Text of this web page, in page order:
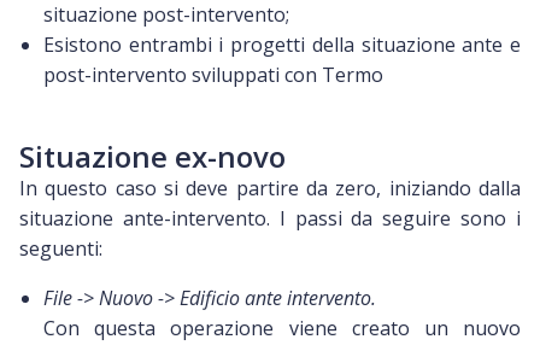
situazione post-intervento;
Esistono entrambi i progetti della situazione ante e
post-intervento sviluppati con Termo
Situazione ex-novo
In questo caso si deve partire da zero, iniziando dalla
situazione ante-intervento. I passi da seguire sono i
seguenti:
File -> Nuovo -> Edificio ante intervento.
Con questa operazione viene creato un nuovo